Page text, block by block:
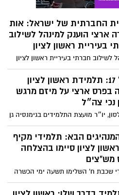
החברתית של ישראל: אות
ארצי הוענק למינהל לשילוב
בעיריית ראשון לציון
לשילוב חברתי בעיריית ראשון לציון
הוקרה והערכה מטעם משרד
והביטחון החברתי, על פועלו בזמן
לאומי. האות הוענק במסגרת אירועי יום
לעובדות ולעובדים הסוציאליים
בגיל 17: תלמידת ראשון לציון
בפרס ארצי על מיזם מרגש
נכי צה״ל
יו״ר מועצת התלמידים בגימנסיה גן
זכתה במקום הראשון באות ״שוות״
היזמות החברתית בזכות המיזם
המחבר בין נכי צה״ל לבני ובנות
מפגשי העשרה ופעילות
הבא: תלמידי מקיף
לציון סיימו בהצלחה
מש"צים
שכבת ח' השלימו תשעה ימי הכשרה
מנהיגות, עבודת צוות ואהבת הארץ.
שכבות י' וי"א הובילו את הקורס והיוו